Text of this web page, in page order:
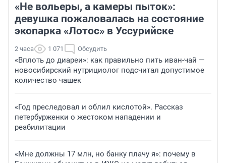
«Не вольеры, а камеры пыток»:
девушка пожаловалась на состояние
экопарка «Лотос» в Уссурийске
2 часа 1 071 Обсудить
«Вплоть до диареи»: как правильно пить иван-чай —
новосибирский нутрициолог подсчитал допустимое
количество чашек
«Год преследовал и облил кислотой». Рассказ
петербурженки о жестоком нападении и
реабилитации
«Мне должны 17 млн, но банку плачу я»: почему в